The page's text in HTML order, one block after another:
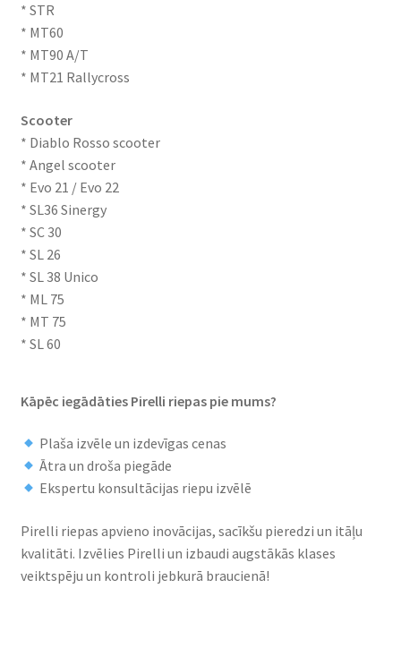
* STR
* MT60
* MT90 A/T
* MT21 Rallycross
Scooter
* Diablo Rosso scooter
* Angel scooter
* Evo 21 / Evo 22
* SL36 Sinergy
* SC 30
* SL 26
* SL 38 Unico
* ML 75
* MT 75
* SL 60
Kāpēc iegādāties Pirelli riepas pie mums?
Plaša izvēle un izdevīgas cenas
Ātra un droša piegāde
Ekspertu konsultācijas riepu izvēlē
Pirelli riepas apvieno inovācijas, sacīkšu pieredzi un itāļu
kvalitāti. Izvēlies Pirelli un izbaudi augstākās klases
veiktspēju un kontroli jebkurā braucienā!